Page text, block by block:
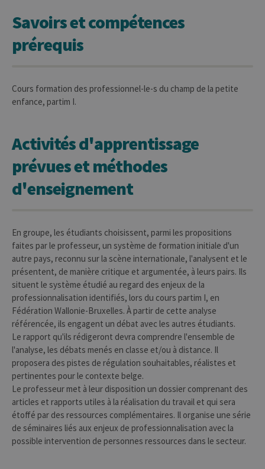
Savoirs et compétences
prérequis
Cours formation des professionnel-le-s du champ de la petite
enfance, partim I.
Activités d'apprentissage
prévues et méthodes
d'enseignement
En groupe, les étudiants choisissent, parmi les propositions
faites par le professeur, un système de formation initiale d'un
autre pays, reconnu sur la scène internationale, l'analysent et le
présentent, de manière critique et argumentée, à leurs pairs. Ils
situent le système étudié au regard des enjeux de la
professionnalisation identifiés, lors du cours partim I, en
Fédération Wallonie-Bruxelles. À partir de cette analyse
référencée, ils engagent un débat avec les autres étudiants.
Le rapport qu'ils rédigeront devra comprendre l'ensemble de
l'analyse, les débats menés en classe et/ou à distance. Il
proposera des pistes de régulation souhaitables, réalistes et
pertinentes pour le contexte belge.
Le professeur met à leur disposition un dossier comprenant des
articles et rapports utiles à la réalisation du travail et qui sera
étoffé par des ressources complémentaires. Il organise une série
de séminaires liés aux enjeux de professionnalisation avec la
possible intervention de personnes ressources dans le secteur.